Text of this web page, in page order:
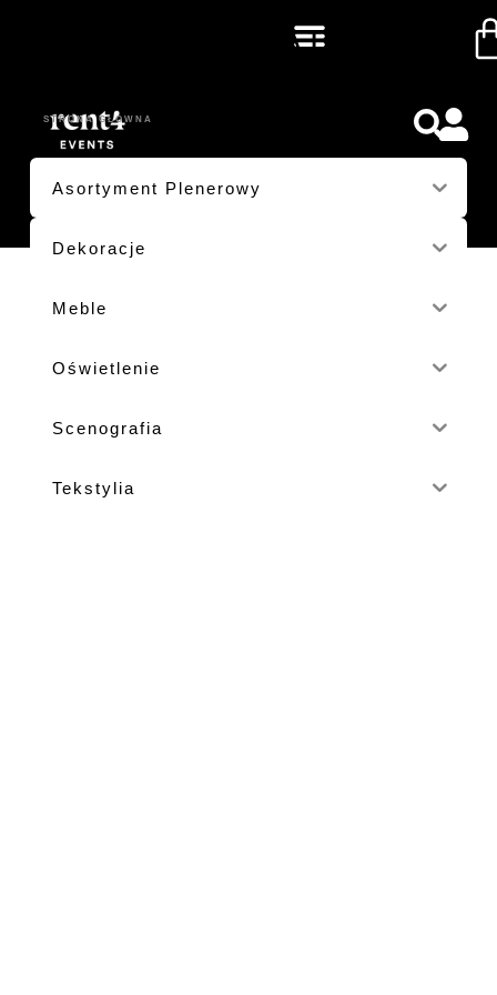
NA BOGATO
STRONA GŁÓWNA
Asortyment Plenerowy
Dekoracje
Meble
Oświetlenie
Scenografia
Tekstylia